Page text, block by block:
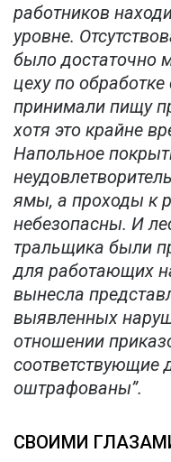
работников
уровне.
было достаточно
цеху по
принимали пищу
хотя это крайне
Напольное
ямы, а проходы к
небезопасны. И
тральщика были
для работающих
вынесла
выявленных
отношении
оштрафованы”.
СВОИМИ